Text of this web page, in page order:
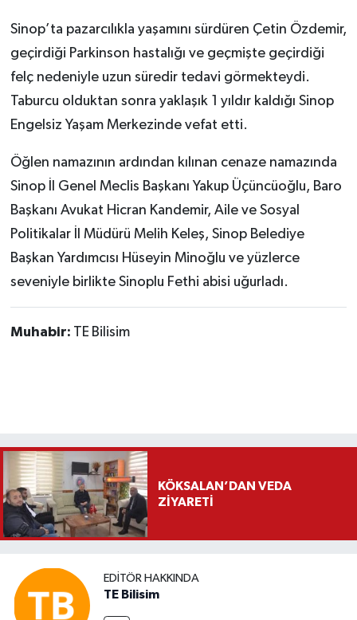
Sinop’ta pazarcılıkla yaşamını sürdüren Çetin Özdemir,
geçirdiği Parkinson hastalığı ve geçmişte geçirdiği
felç nedeniyle uzun süredir tedavi görmekteydi.
Taburcu olduktan sonra yaklaşık 1 yıldır kaldığı Sinop
Engelsiz Yaşam Merkezinde vefat etti.
Öğlen namazının ardından kılınan cenaze namazında
Sinop İl Genel Meclis Başkanı Yakup Üçüncüoğlu, Baro
Başkanı Avukat Hicran Kandemir, Aile ve Sosyal
Politikalar İl Müdürü Melih Keleş, Sinop Belediye
Başkan Yardımcısı Hüseyin Minoğlu ve yüzlerce
seveniyle birlikte Sinoplu Fethi abisi uğurladı.
Muhabir: TE Bilisim
KÖKSALAN’DAN VEDA
ZİYARETİ
EDITÖR HAKKINDA
TE Bilisim